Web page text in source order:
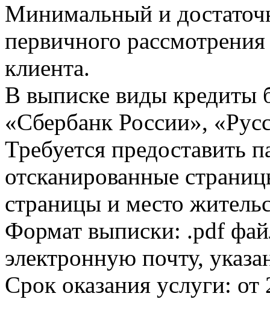
Минимальный и
первичного
клиента.
В выписке виды кредиты
«Сбербанк России»,
Требуется предоставить
отсканированные
страницы и место
Формат выписки: .pdf
электронную почту,
Срок оказания услуги: от